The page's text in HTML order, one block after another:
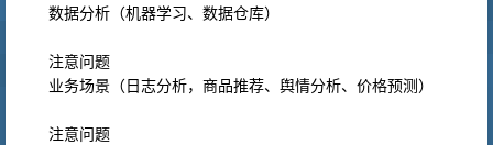
数据分析（机器学习、数据仓库）
注意问题
业务场景（日志分析，商品推荐、舆情分析、价格预测）
注意问题